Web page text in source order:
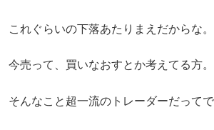
これぐらいの下落あたりまえだからな。
今売って、買いなおすとか考えてる方。
そんなこと超一流のトレーダーだってで